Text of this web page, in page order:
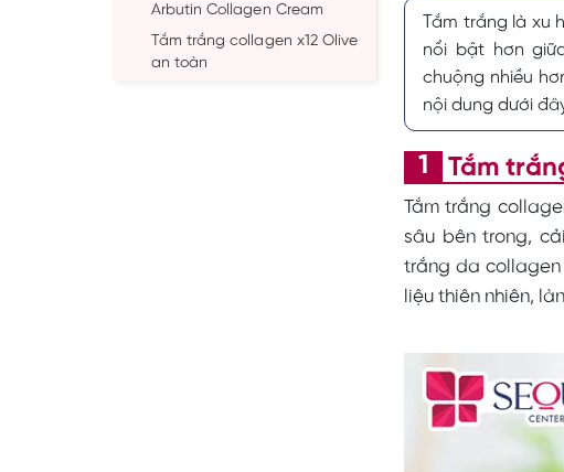
Arbutin Collagen Cream
Tắm trắng collagen x12 Olive
an toàn
Tắm trắng là
nổi bật hơn
chuộng nhiều
nội dung dưới
Tắm
Tắm trắng
sâu bên trong,
trắng da collagen
liệu thiên nhiên,